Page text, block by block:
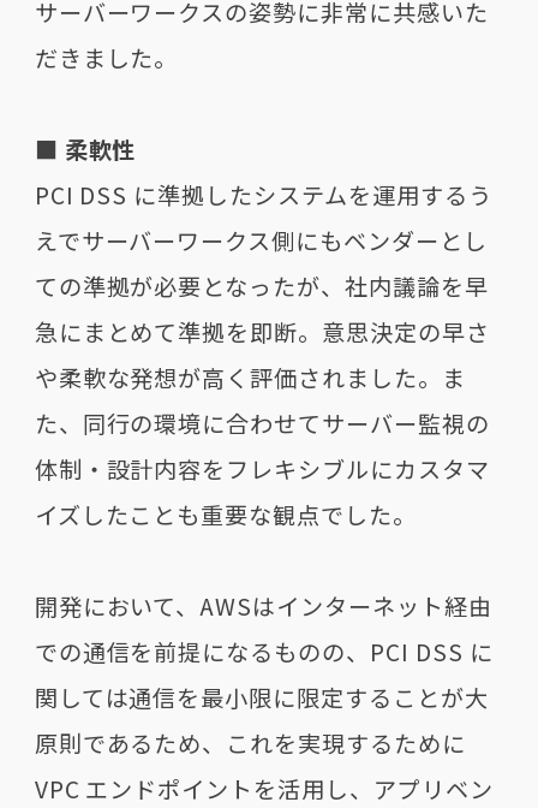
サーバーワークスの姿勢に非常に共感いた
だきました。
■ 柔軟性
PCI DSS に準拠したシステムを運用するう
えでサーバーワークス側にもベンダーとし
ての準拠が必要となったが、社内議論を早
急にまとめて準拠を即断。意思決定の早さ
や柔軟な発想が高く評価されました。ま
た、同行の環境に合わせてサーバー監視の
体制・設計内容をフレキシブルにカスタマ
イズしたことも重要な観点でした。
開発において、AWSはインターネット経由
での通信を前提になるものの、PCI DSS に
関しては通信を最小限に限定することが大
原則であるため、これを実現するために
VPC エンドポイントを活用し、アプリベン